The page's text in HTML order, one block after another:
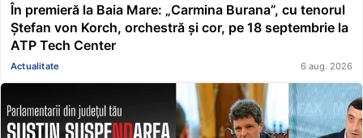
În premieră la Baia Mare: „Carmina Burana”, cu tenorul
Ștefan von Korch, orchestră și cor, pe 18 septembrie la
ATP Tech Center
Actualitate 6 aug. 2026